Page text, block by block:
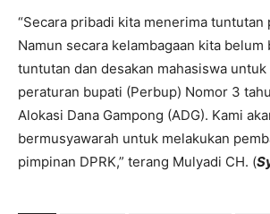
“Secara pribadi kita menerima tuntutan
Namun secara kelambagaan kita belum
tuntutan dan desakan mahasiswa
peraturan bupati (Perbup) Nomor 3
Alokasi Dana Gampong (ADG). Kami
bermusyawarah untuk melakukan
pimpinan DPRK,” terang Mulyadi CH. (